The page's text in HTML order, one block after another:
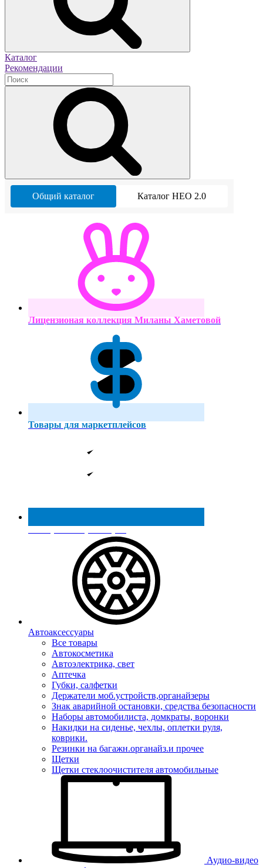
Каталог
Рекомендации
Общий каталог Каталог НЕО 2.0
Лицензионая коллекция Миланы Хаметовой
Товары для маркетплейсов
Реестр МинПромТорга
Автоаксессуары
Все товары
Автокосметика
Автоэлектрика, свет
Аптечка
Губки, салфетки
Держатели моб.устройств,органайзеры
Знак аварийной остановки, средства безопасности
Наборы автомобилиста, домкраты, воронки
Накидки на сиденье, чехлы, оплетки руля,
коврики.
Резинки на багажн.органайз.и прочее
Щетки
Щетки стеклоочистителя автомобильные
Аудио-видео